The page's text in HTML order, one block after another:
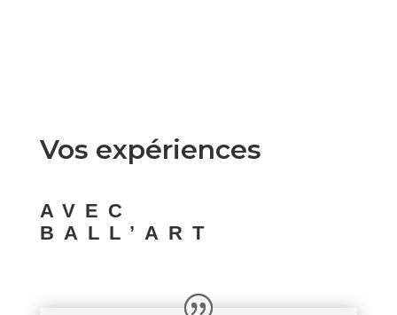
Vos expériences
AVEC
BALL’ART